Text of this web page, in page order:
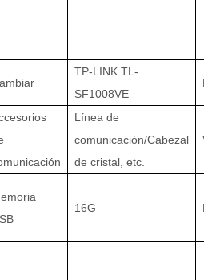
TP-LINK TL-
SF1008VE
Línea de
comunicación/Cabezal
de cristal, etc.
16G